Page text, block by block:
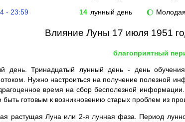
- 23:59 14 лунный день 🌔
Влияние Луны 17 июля 1951
благоприятный
день. Тринадцатый лунный день - день
Нужно настроиться на получение полезной
время на сбор бесполезной
быть готовым к возникновению старых проблем из
растущая Луна или 2-я лунная фаза. Период